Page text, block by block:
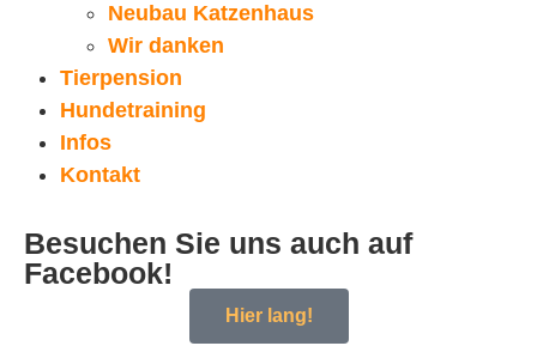
Neubau Katzenhaus
Wir danken
Tierpension
Hundetraining
Infos
Kontakt
Besuchen Sie uns auch auf
Facebook!
Hier lang!